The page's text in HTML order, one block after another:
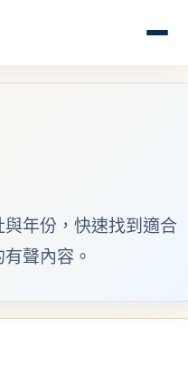
年份，快速找到適合
聲內容。